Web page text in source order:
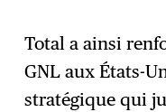
Total a ainsi
GNL aux États-
stratégique qui